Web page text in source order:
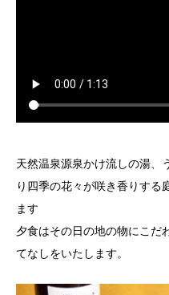
天然温泉源泉かけ流しの湯、
り四季の花々が咲き香りする
ます
夕食はその日の地の物にこだ
てなしをいたします。